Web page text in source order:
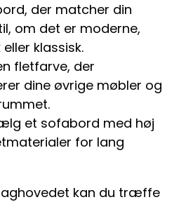
der matcher din
om det er moderne,
klassisk.
fletfarve, der
dine øvrige møbler og
et sofabord med høj
for lang
kan du træffe